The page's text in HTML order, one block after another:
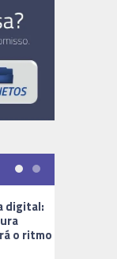
digital:
o ritmo